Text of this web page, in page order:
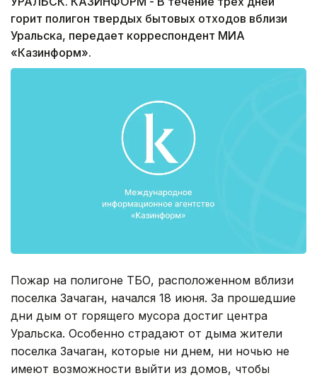
горит полигон твердых бытовых отходов вблизи
Уральска, передает корреспондент МИА
«Казинформ».
Пожар на полигоне ТБО, расположенном вблизи
поселка Зачаган, начался 18 июня. За прошедшие
дни дым от горящего мусора достиг центра
Уральска. Особенно страдают от дыма жители
поселка Зачаган, которые ни днем, ни ночью не
имеют возможности выйти из домов, чтобы